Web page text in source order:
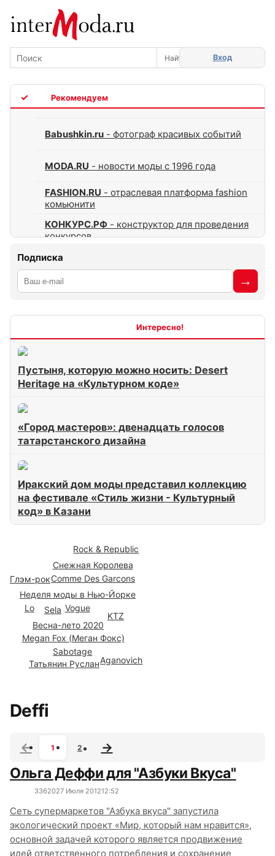
Вход
Babushkin.ru - фотограф красивых событий
MODA.RU - новости моды с 1996 года
FASHION.RU - отраслевая платформа fashion
комьюнити
КОНКУРС.РФ - конструктор для проведения
конкурсов
Подписка
Пустыня, которую можно носить: Desert
Heritage на «Культурном коде»
«Город мастеров»: двенадцать голосов
татарстанского дизайна
Иракский дом моды представил коллекцию
на фестивале «Стиль жизни - Культурный
код» в Казани
Vogue
Неделя моды в Нью-Йорке
Весна-лето 2020
Sela
Comme Des Garcons
Megan Fox (Меган Фокс)
Снежная Королева
Sabotage
KTZ
Татьянин Руслан
Lo
Rock & Republic
Aganovich
Глэм-рок
Deffi
1 2
Ольга Деффи для "Азбуки Вкуса"
3362027 Июля 201212:52
Сеть супермаркетов "Азбука вкуса" запустила
экологический проект «Мир, который нам нравится»,
основной задачей которого является продвижение
идей ответственного потребления и сохранение